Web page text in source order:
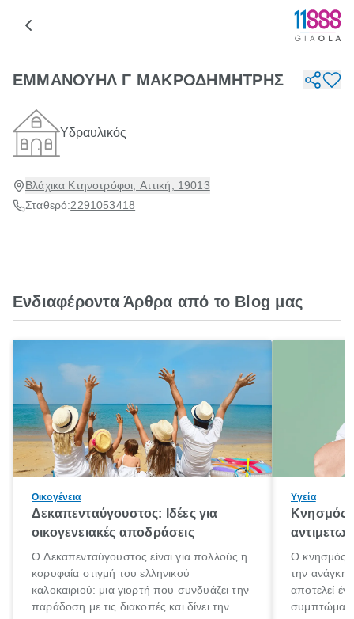
ΕΜΜΑΝΟΥΗΛ Γ ΜΑΚΡΟΔΗΜΗΤΡΗΣ
Υδραυλικός
Βλάχικα Κτηνοτρόφοι, Αττική, 19013
Σταθερό:2291053418
Ενδιαφέροντα Άρθρα από το Blog μας
Οικογένεια
Δεκαπενταύγουστος: Ιδέες για
οικογενειακές αποδράσεις
Ο Δεκαπενταύγουστος είναι για πολλούς η
κορυφαία στιγμή του ελληνικού
καλοκαιριού: μια γιορτή που συνδυάζει την
παράδοση με τις διακοπές και δίνει την
Υγεία
Κνησμός:
Ο κνησμός
την ανάγκη
αποτελεί